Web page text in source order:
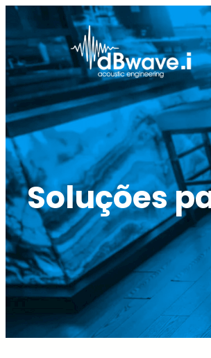
Saltar
para
o
conteúdo
Soluções